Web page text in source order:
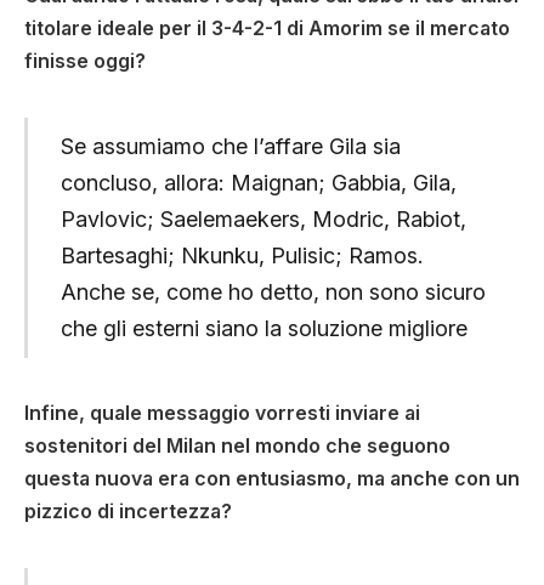
titolare ideale per il 3-4-2-1 di Amorim se il mercato
finisse oggi?
Se assumiamo che l’affare Gila sia
concluso, allora: Maignan; Gabbia, Gila,
Pavlovic; Saelemaekers, Modric, Rabiot,
Bartesaghi; Nkunku, Pulisic; Ramos.
Anche se, come ho detto, non sono sicuro
che gli esterni siano la soluzione migliore
Infine, quale messaggio vorresti inviare ai
sostenitori del Milan nel mondo che seguono
questa nuova era con entusiasmo, ma anche con un
pizzico di incertezza?